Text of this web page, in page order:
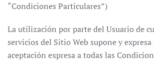
“Condiciones Particulares”)
La utilización por parte del Usuario de
servicios del Sitio Web supone y
aceptación expresa a todas las